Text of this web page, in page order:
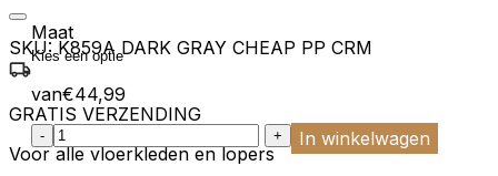
Maat
van€44,99
:product_name quantity
- + In winkelwagen
SKU: K859A DARK GRAY CHEAP PP CRM
GRATIS VERZENDING
Voor alle vloerkleden en lopers